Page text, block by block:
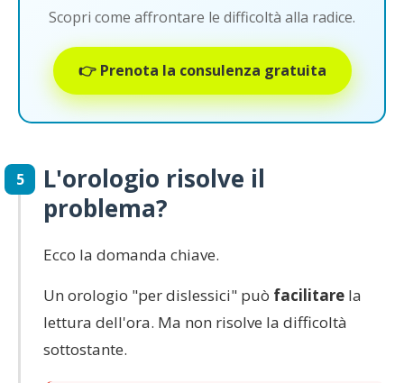
Scopri come affrontare le difficoltà alla radice.
👉 Prenota la consulenza gratuita
5
L'orologio risolve il
problema?
Ecco la domanda chiave.
Un orologio "per dislessici" può facilitare la
lettura dell'ora. Ma non risolve la difficoltà
sottostante.